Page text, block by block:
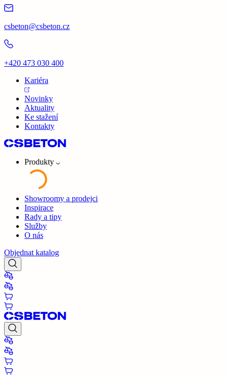
csbeton@csbeton.cz
+420 473 030 400
Kariéra
Novinky
Aktuality
Ke stažení
Kontakty
Produkty
Showroomy a prodejci
Inspirace
Rady a tipy
Služby
O nás
Objednat katalog